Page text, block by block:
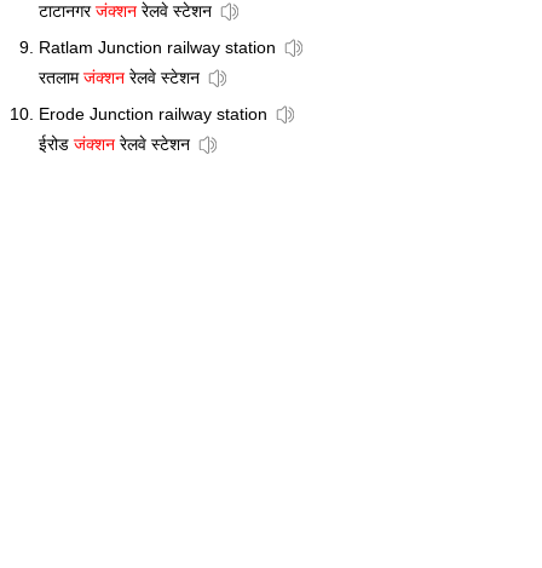
टाटानगरजंक्शन रेलवे स्टेशन
Ratlam Junction railway station
रतलामजंक्शन रेलवे स्टेशन
Erode Junction railway station
ईरोड जंक्शन रेलवे स्टेशन